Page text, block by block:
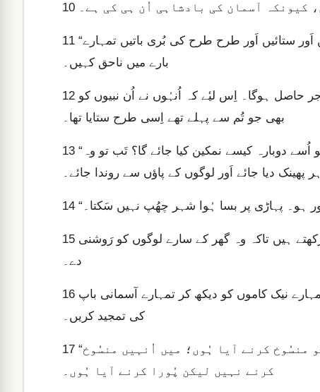
10 کیونکہ آسمان کی بادشاہی اُن ہی کی ہے۔
11 “مُبارک ہو تُم جَب لوگ تُمہیں میرے سبب سے لَعن طَعن کریں اَور ستائیں اَور طرح طرح کی بُری باتیں تمہارے
بارے میں ناحق کہیں۔
12
بھی جو تُم سے پہلے تھے اِسی طرح ستایا تھا۔
13 “تُم زمین کے نمک ہو لیکن اگر نمک کی نمکینی جاتی رہے تو اُسے دوبارہ کیسے نمکین کیا جائے گا؟ تَب تو وہ
دیا جائے اَور لوگوں کے پاؤں سے روندا جائے۔
14 نُور ہو۔ پہاڑی پر بسا ہُوا شہر چھُپ نہیں سَکتا۔
15
دے۔
16
کی تمجید کریں۔
17 “یہ نہ سمجھو کہ میں توریت یا نبیوں کی کِتابوں کو منسُوخ کرنے آیا ہُوں؛ میں اُنہیں منسُوخ
کرنے نہیں لیکن پُورا کرنے آیا ہُوں۔